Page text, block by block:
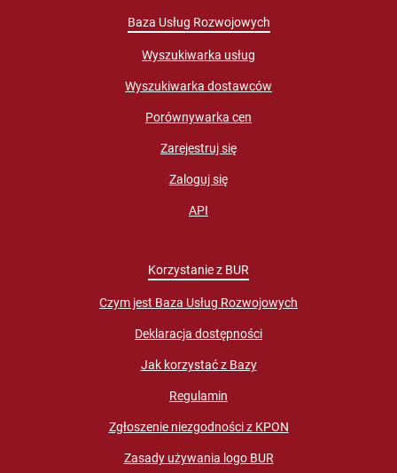
Baza Usług Rozwojowych
Wyszukiwarka usług
Wyszukiwarka dostawców
Porównywarka cen
Zarejestruj się
Zaloguj się
API
Korzystanie z BUR
Czym jest Baza Usług Rozwojowych
Deklaracja dostępności
Jak korzystać z Bazy
Regulamin
Zgłoszenie niezgodności z KPON
Zasady używania logo BUR